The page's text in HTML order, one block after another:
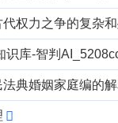
权力之争的复杂
库-智判
典婚姻家庭编的